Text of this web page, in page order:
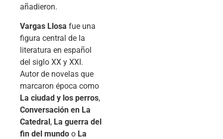
añadieron.
Vargas Llosa fue una
figura central de la
literatura en español
del siglo XX y XXI.
Autor de novelas que
marcaron época como
La ciudad y los perros,
Conversación en La
Catedral, La guerra del
fin del mundo o La